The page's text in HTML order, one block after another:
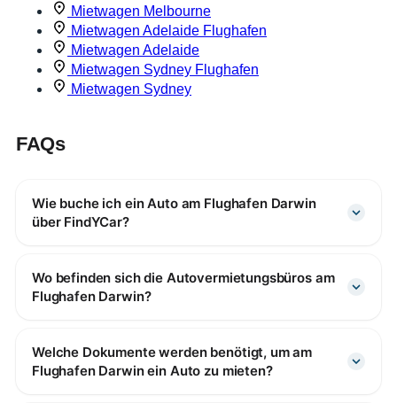
Mietwagen Melbourne
Mietwagen Adelaide Flughafen
Mietwagen Adelaide
Mietwagen Sydney Flughafen
Mietwagen Sydney
FAQs
Wie buche ich ein Auto am Flughafen Darwin
über FindYCar?
Wo befinden sich die Autovermietungsbüros am
Flughafen Darwin?
Welche Dokumente werden benötigt, um am
Flughafen Darwin ein Auto zu mieten?